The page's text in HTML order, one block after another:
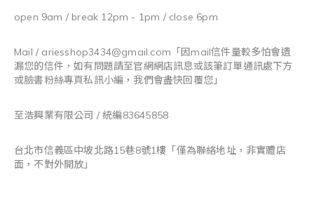
open 9am / break 12pm - 1pm / close 6pm
Mail / ariesshop3434@gmail.com 「因mail信件量較多怕會遺
漏您的信件，如有問題請至官網網店訊息或該筆訂單通訊處下方
或臉書粉絲專頁私訊小編，我們會盡快回覆您」
至浩興業有限公司 / 統編83645858
台北市信義區中坡北路15巷8號1樓「僅為聯絡地址，非實體店
面，不對外開放」